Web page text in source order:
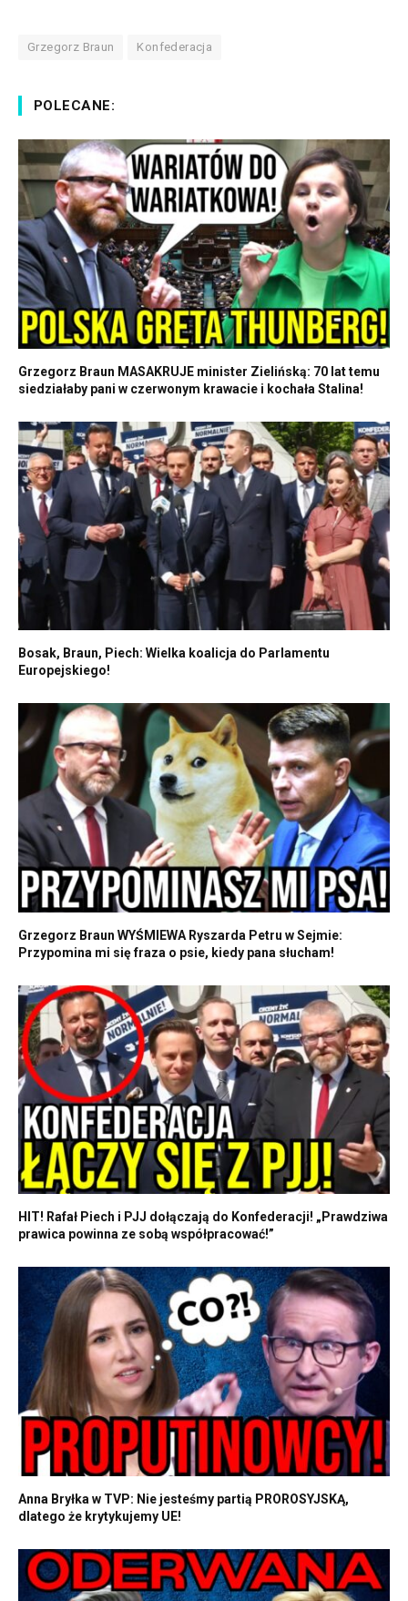
Grzegorz Braun Konfederacja
POLECANE:
Grzegorz Braun MASAKRUJE minister Zielińską: 70 lat temu
siedziałaby pani w czerwonym krawacie i kochała Stalina!
Bosak, Braun, Piech: Wielka koalicja do Parlamentu
Europejskiego!
Grzegorz Braun WYŚMIEWA Ryszarda Petru w Sejmie:
Przypomina mi się fraza o psie, kiedy pana słucham!
HIT! Rafał Piech i PJJ dołączają do Konfederacji! „Prawdziwa
prawica powinna ze sobą współpracować!”
Anna Bryłka w TVP: Nie jesteśmy partią PROROSYJSKĄ,
dlatego że krytykujemy UE!